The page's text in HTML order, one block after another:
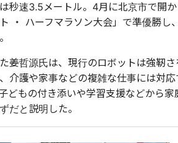
秒速3.5メートル。4月に北京市で開か
・ ハーフマラソン大会」で準優勝し
姜哲源氏は、現行のロボットは強靭さ
介護や家事などの複雑な仕事には対応
どもの付き添いや学習支援などから家
だと説明した。